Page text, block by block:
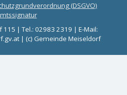
(DSGVO)
115 | Tel.: 02983 2319 | E-Mail:
| (c) Gemeinde Meiseldorf